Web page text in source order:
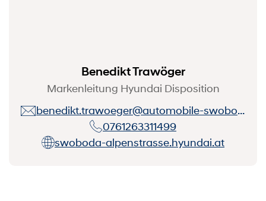
Benedikt Trawöger
Markenleitung Hyundai Disposition
benedikt.trawoeger@automobile-swoboda.at
0761263311499
swoboda-alpenstrasse.hyundai.at